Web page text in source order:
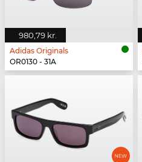
980,79 kr.
Adidas Originals
OR0130 - 31A